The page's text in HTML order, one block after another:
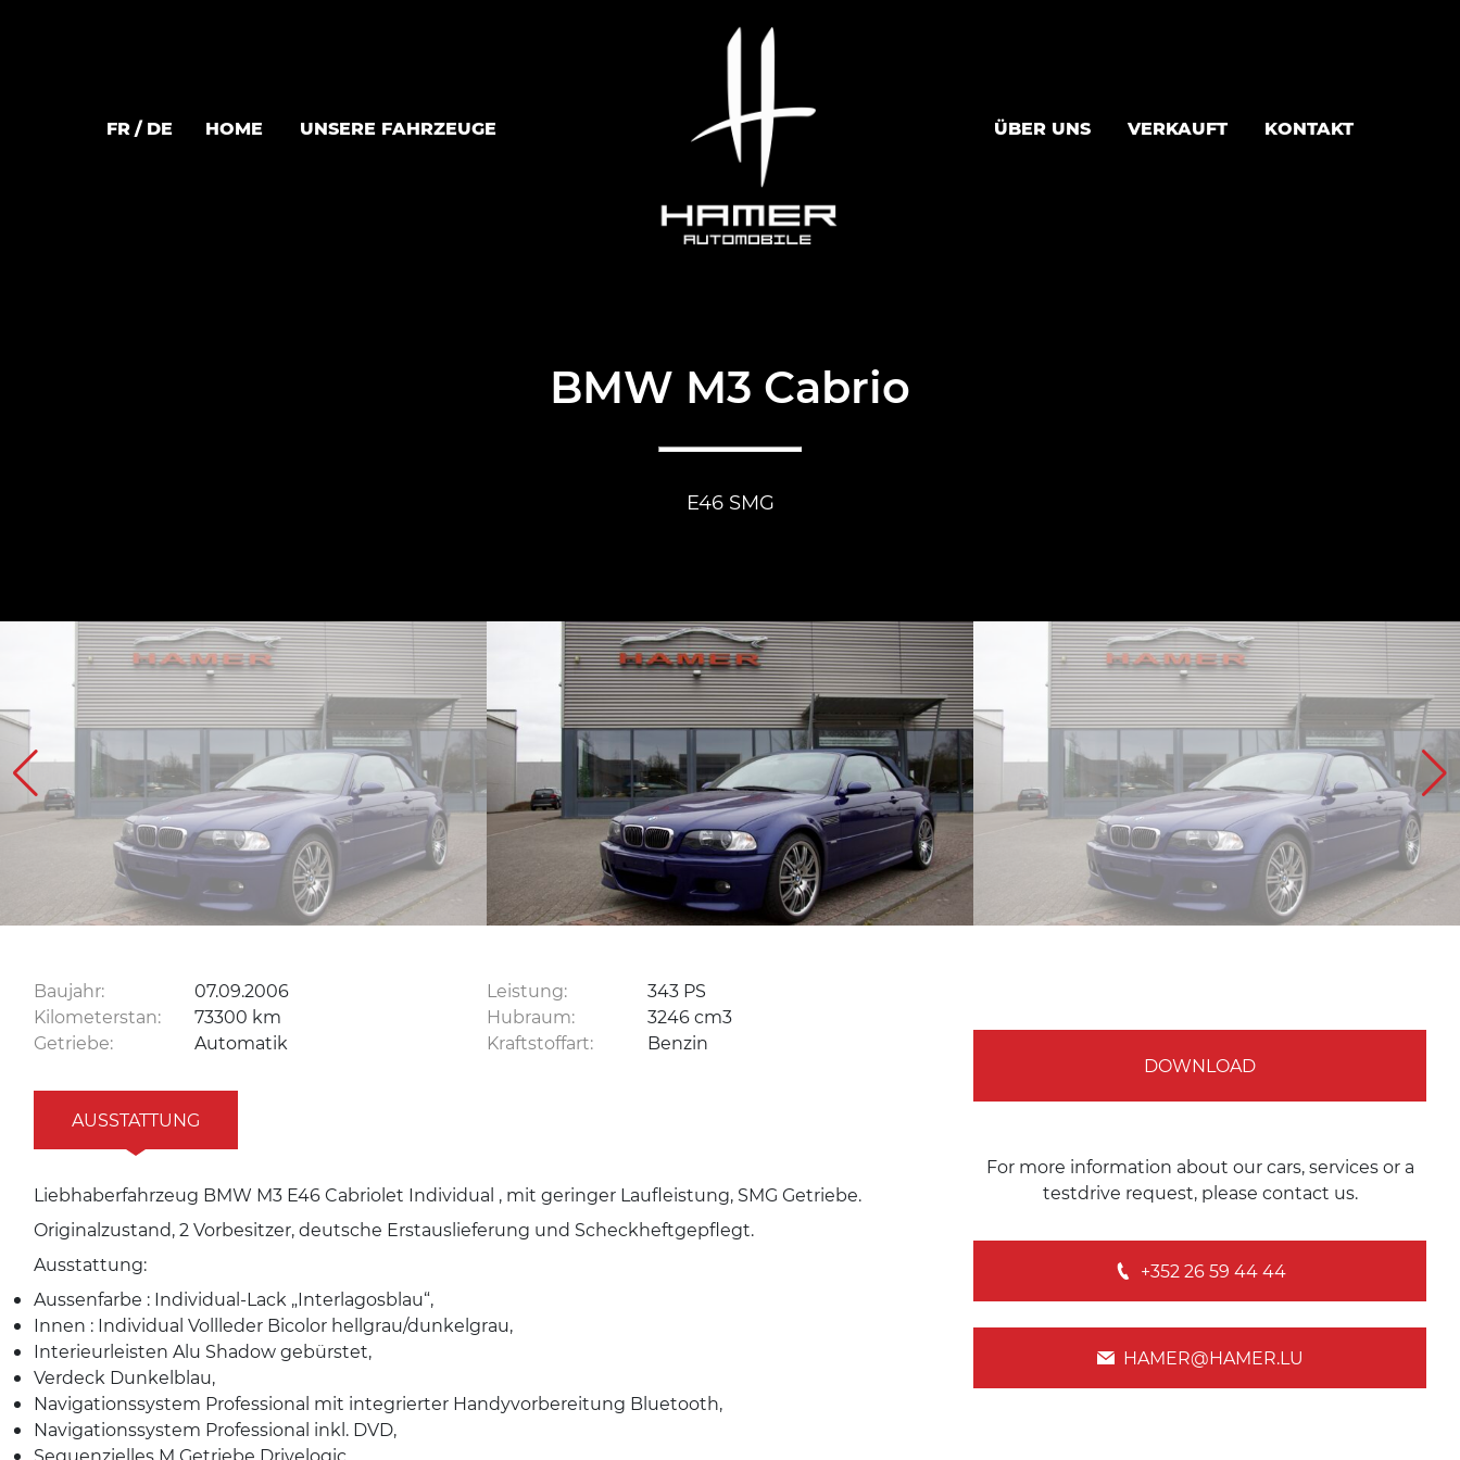
FR DE HOME UNSERE FAHRZEUGE ÜBER UNS VERKAUFT KONTAKT
BMW M3 Cabrio
E46 SMG
Baujahr: 07.09.2006 Leistung:
343 PS
Kilometerstan:
73300 km Hubraum:
3246 cm3
Getriebe:
Automatik Kraftstoffart: Benzin
AUSSTATTUNG
Liebhaberfahrzeug BMW M3 E46 Cabriolet Individual , mit geringer Laufleistung, SMG Getriebe.
Originalzustand, 2 Vorbesitzer, deutsche Erstauslieferung und Scheckheftgepflegt.
Ausstattung:
Aussenfarbe : Individual-Lack „Interlagosblau“,
Innen : Individual Vollleder Bicolor hellgrau/dunkelgrau,
Interieurleisten Alu Shadow gebürstet,
Verdeck Dunkelblau,
Navigationssystem Professional mit integrierter Handyvorbereitung Bluetooth,
Navigationssystem Professional inkl. DVD,
Sequenzielles M Getriebe Drivelogic,
DOWNLOAD
For more information about our cars, services or a
testdrive request, please contact us.
+352 26 59 44 44
HAMER@HAMER.LU